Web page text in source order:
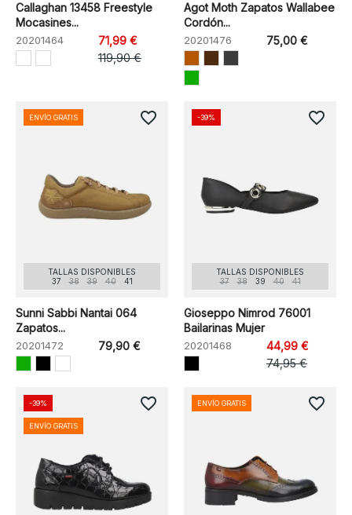
Callaghan 13458 Freestyle
Mocasines...
20201464
71,99 €
119,90 €
Agot Moth Zapatos Wallabee
Cordón...
20201476 75,00 €
TALLAS DISPONIBLES
37
38 39 40 41
Sunni Sabbi Nantai 064
Zapatos...
20201472 79,90 €
ENVÍO GRATIS favorite_border
TALLAS DISPONIBLES
37
38 39 40 41
Gioseppo Nimrod 76001
Bailarinas Mujer
20201468
44,99 €
74,95 €
-39% favorite_border
-39%
ENVÍO GRATIS
favorite_border ENVÍO GRATIS favorite_border